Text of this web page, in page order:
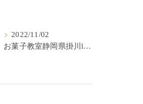
2022/11/02
お菓子教室静岡県掛川lulu kitchen